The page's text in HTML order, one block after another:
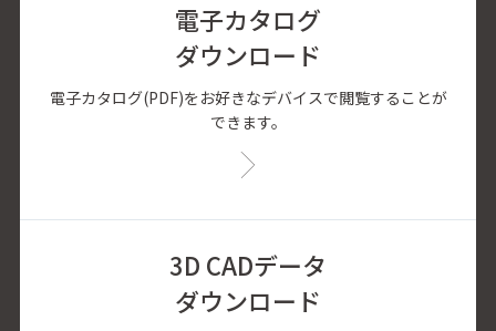
電子カタログ
ダウンロード
電子カタログ(PDF)をお好きなデバイスで閲覧することが
できます。
3D CADデータ
ダウンロード